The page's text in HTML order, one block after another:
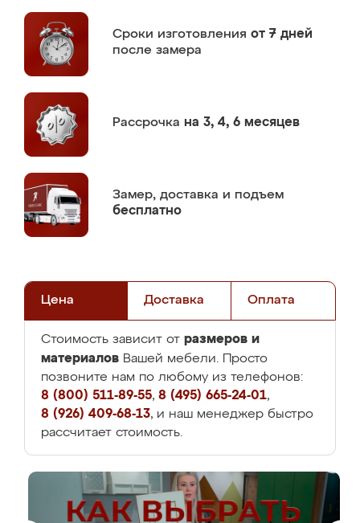
Сроки изготовления от 7 дней
после замера
Рассрочка на 3, 4, 6 месяцев
Замер, доставка и подъем
бесплатно
Цена Доставка Оплата
Стоимость зависит от размеров и
материалов Вашей мебели. Просто
позвоните нам по любому из телефонов:
8 (800) 511-89-55, 8 (495) 665-24-01,
8 (926) 409-68-13, и наш менеджер быстро
рассчитает стоимость.